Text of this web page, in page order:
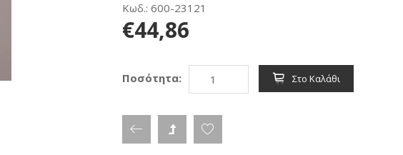
Κωδ.: 600-23121
€44,86
Ποσότητα: Στο Καλάθι